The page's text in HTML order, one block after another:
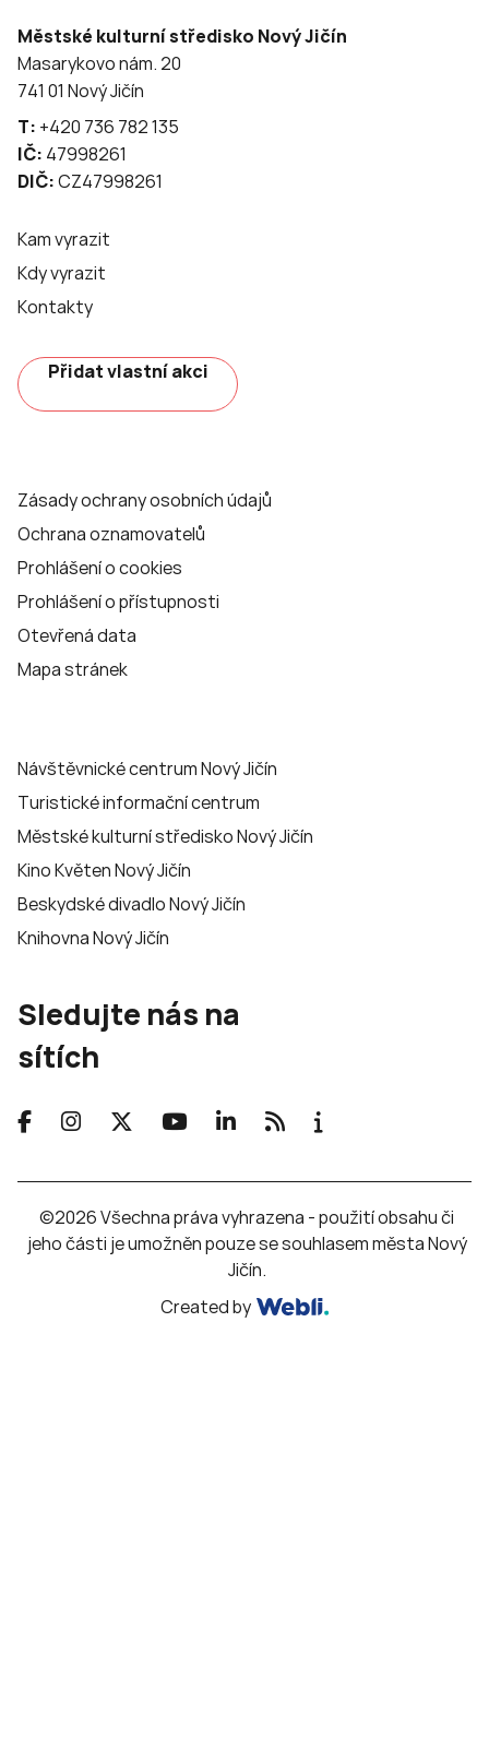
Městské kulturní středisko Nový Jičín
Masarykovo nám. 20
741 01 Nový Jičín
T: +420 736 782 135
IČ: 47998261
DIČ:CZ47998261
Kam vyrazit
Kdy vyrazit
Kontakty
Přidat vlastní akci
Zásady ochrany osobních údajů
Ochrana oznamovatelů
Prohlášení o cookies
Prohlášení o přístupnosti
Otevřená data
Mapa stránek
Návštěvnické centrum Nový Jičín
Turistické informační centrum
Městské kulturní středisko Nový Jičín
Kino Květen Nový Jičín
Beskydské divadlo Nový Jičín
Knihovna Nový Jičín
Sledujte nás na
sítích
©2026 Všechna práva vyhrazena - použití obsahu či
jeho části je umožněn pouze se souhlasem města Nový
Jičín.
Created by